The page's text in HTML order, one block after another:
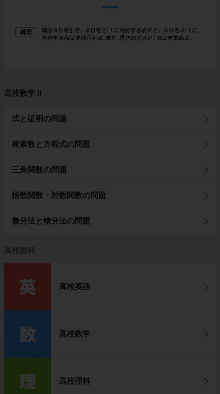
高校数学Ⅱ
式と証明の問題
複素数と方程式の問題
三角関数の問題
指数関数・対数関数の問題
微分法と積分法の問題
高校教科
高校英語
高校数学
高校理科